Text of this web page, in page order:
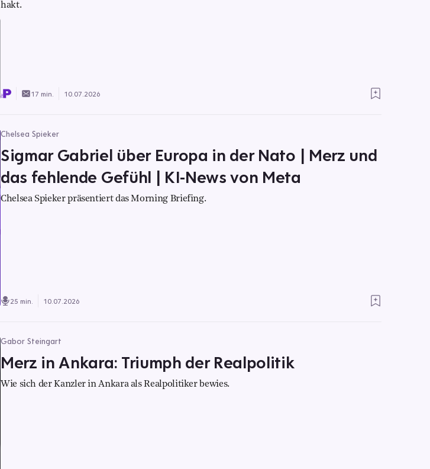
hakt.
17 min. 10.07.2026
Chelsea Spieker
Sigmar Gabriel über Europa in der Nato | Merz und
das fehlende Gefühl | KI-News von Meta
Chelsea Spieker präsentiert das Morning Briefing.
25 min. 10.07.2026
Gabor Steingart
Merz in Ankara: Triumph der Realpolitik
Wie sich der Kanzler in Ankara als Realpolitiker bewies.